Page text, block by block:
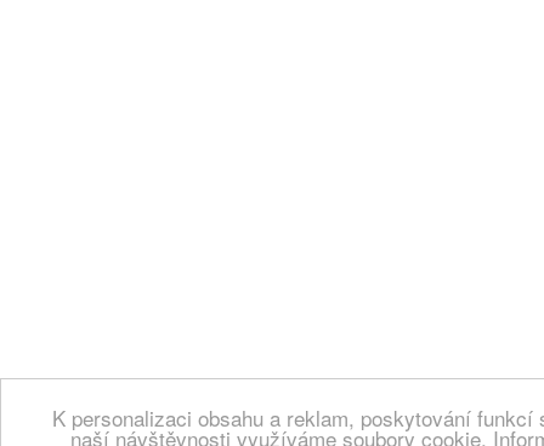
K personalizaci obsahu a reklam, poskytování
naší návštěvnosti využíváme soubory cookie.